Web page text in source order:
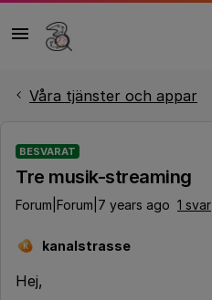
Våra tjänster och appar
BESVARAT
Tre musik-streaming
Forum|Forum|7 years ago 1 svar
K kanalstrasse
Hej,